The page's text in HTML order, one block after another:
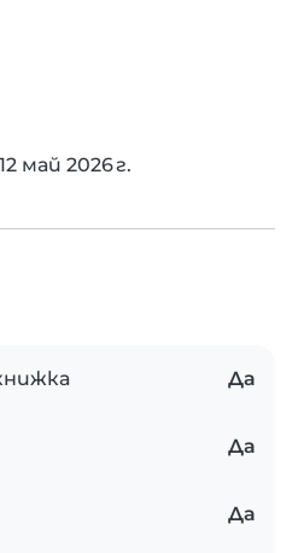
12 май 2026 г.
Да
Да
Да